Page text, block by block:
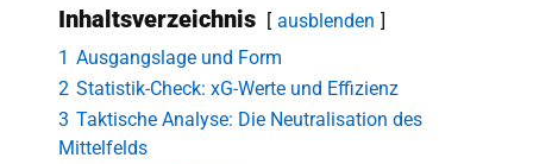
Inhaltsverzeichnis
ausblenden
1 Ausgangslage und Form
2 Statistik-Check: xG-Werte und Effizienz
3 Taktische Analyse: Die Neutralisation des
Mittelfelds